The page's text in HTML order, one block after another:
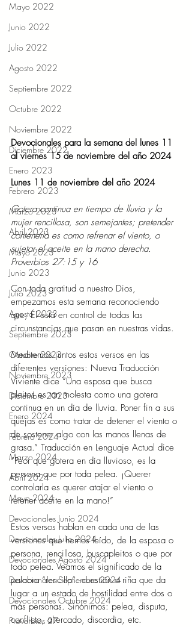
Mayo 2022
Junio 2022
Julio 2022
Agosto 2022
Septiembre 2022
Octubre 2022
Noviembre 2022
Diciembre 2022
Enero 2023
Febrero 2023
Marzo 2023
Abril 2023
Mayo 2023
Junio 2023
Julio 2023
Agosto 2023
Septiembre 2023
Octubre 2023
Noviembre 2023
Diciembre 2023
Enero 2024
Febrero 2024
Marzo 2024
Abril 2024
Mayo 2024
Devocionales Junio 2024
Devocionales Julio 2024
Devocionales Agosto 2024
Devocionales Septiembre 2024
Devocionales Octubre 2024
Proverbios 27
Devocionales para la semana del lunes 11
al viernes 15 de noviembre del año 2024
Lunes 11 de noviembre del año 2024
Gotera continua en tiempo de lluvia y la
mujer rencillosa, son semejantes; pretender
contenerla es como refrenar el viento, o
sujetar el aceite en la mano derecha.
Proverbios 27:15 y 16
Con toda gratitud a nuestro Dios,
empezamos esta semana reconociendo
que, Él está en control de todas las
circunstancias que pasan en nuestras vidas.
Meditemos juntos estos versos en las
diferentes versiones: Nueva Traducción
Viviente dice “Una esposa que busca
pleitos es tan molesta como una gotera
continua en un día de lluvia. Poner fin a sus
quejas es como tratar de detener el viento o
de sostener algo con las manos llenas de
grasa.” Traducción en Lenguaje Actual dice
“Peor que gotera en día lluvioso, es la
persona que por toda pelea. ¡Querer
controlarla es querer atajar el viento o
retener aceite en la mano!”
Estos versos hablan en cada una de las
versiones que hemos leído, de la esposa o
persona, rencillosa, buscapleitos o que por
todo pelea. Veamos el significado de la
palabra “rencilla”: cuestión o riña que da
lugar a un estado de hostilidad entre dos o
más personas. Sinónimos: pelea, disputa,
conflicto, altercado, discordia, etc.